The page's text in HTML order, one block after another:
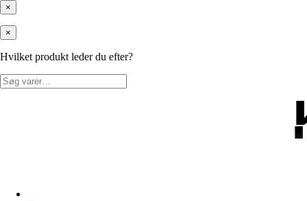
×
×
Hvilket produkt leder du efter?
Søg
efter: